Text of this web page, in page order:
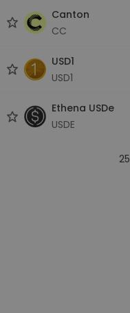
Canton
CC
USD1
USD1
Ethena USDe
USDE
25